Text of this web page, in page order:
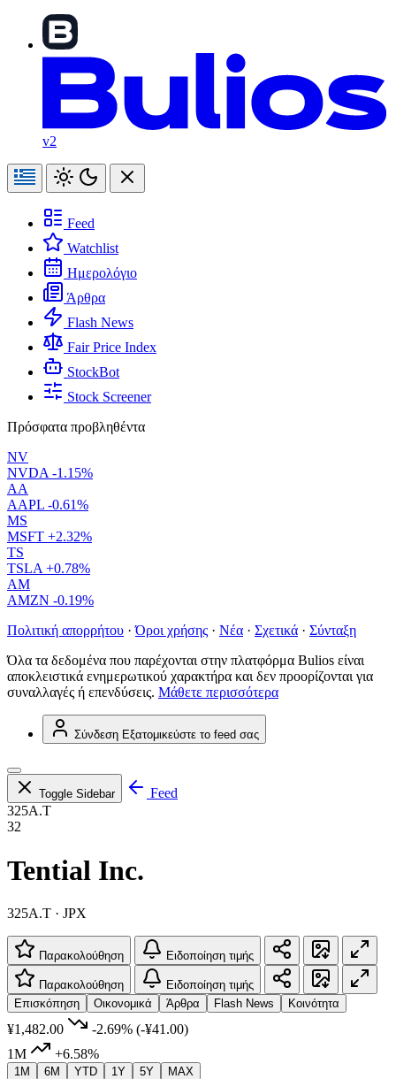
v2
Feed
Watchlist
Ημερολόγιο
Άρθρα
Flash News
Fair Price Index
StockBot
Stock Screener
Πρόσφατα προβληθέντα
NV
NVDA -1.15%
AA
AAPL -0.61%
MS
MSFT +2.32%
TS
TSLA +0.78%
AM
AMZN -0.19%
Πολιτική απορρήτου · Όροι χρήσης · Νέα · Σχετικά · Σύνταξη
Όλα τα δεδομένα που παρέχονται στην πλατφόρμα Bulios είναι
αποκλειστικά ενημερωτικού χαρακτήρα και δεν προορίζονται για
συναλλαγές ή επενδύσεις. Μάθετε περισσότερα
Σύνδεση Εξατομικεύστε το feed σας
Toggle Sidebar
Feed
325A.T
32
Tential Inc.
325A.T · JPX
Παρακολούθηση Ειδοποίηση τιμής
Παρακολούθηση
Ειδοποίηση τιμής
Επισκόπηση
Οικονομικά Άρθρα Flash News Κοινότητα
¥1,482.00 -2.69% (-¥41.00)
1M
+6.58%
1M 6M YTD 1Y 5Y MAX